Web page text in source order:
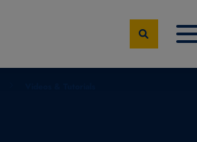
der industrielle